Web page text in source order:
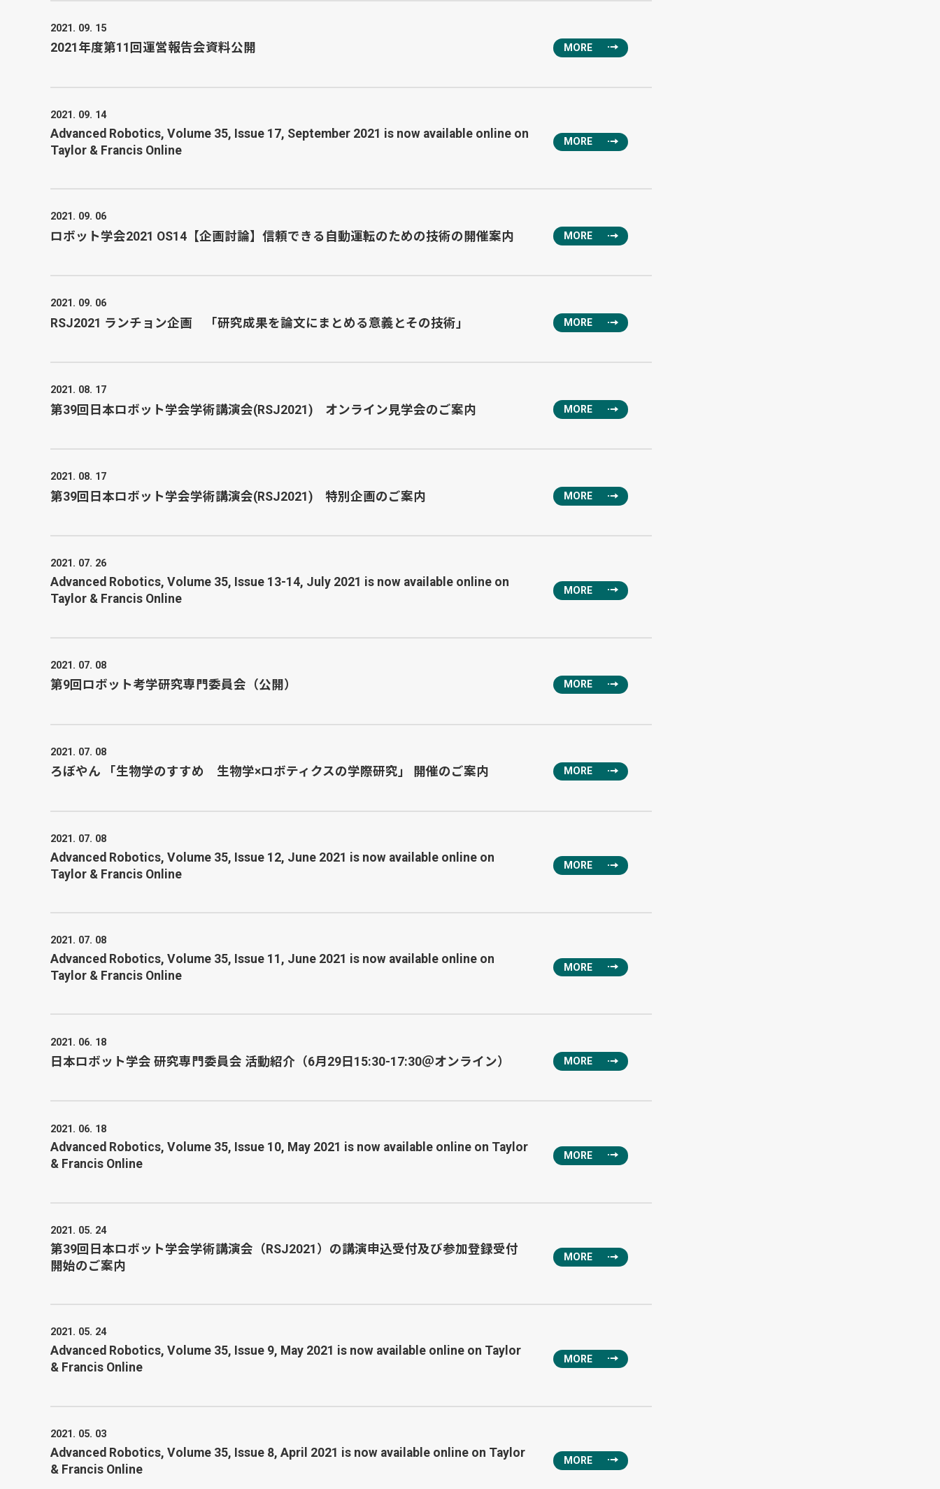
2021. 09. 15
2021年度第11回運営報告会資料公開 MORE
2021. 09. 14
Advanced Robotics, Volume 35, Issue 17, September 2021 is now available online on
Taylor & Francis Online
MORE
2021. 09. 06
ロボット学会2021 OS14【企画討論】信頼できる自動運転のための技術の開催案内 MORE
2021. 09. 06
RSJ2021 ランチョン企画 「研究成果を論文にまとめる意義とその技術」 MORE
2021. 08. 17
第39回日本ロボット学会学術講演会(RSJ2021) オンライン見学会のご案内 MORE
2021. 08. 17
第39回日本ロボット学会学術講演会(RSJ2021) 特別企画のご案内 MORE
2021. 07. 26
Advanced Robotics, Volume 35, Issue 13-14, July 2021 is now available online on
Taylor & Francis Online
MORE
2021. 07. 08
第9回ロボット考学研究専門委員会（公開） MORE
2021. 07. 08
ろぼやん 「生物学のすすめ 生物学×ロボティクスの学際研究」 開催のご案内 MORE
2021. 07. 08
Advanced Robotics, Volume 35, Issue 12, June 2021 is now available online on
Taylor & Francis Online
MORE
2021. 07. 08
Advanced Robotics, Volume 35, Issue 11, June 2021 is now available online on
Taylor & Francis Online
MORE
2021. 06. 18
日本ロボット学会 研究専門委員会 活動紹介（6月29日15:30-17:30＠オンライン） MORE
2021. 06. 18
Advanced Robotics, Volume 35, Issue 10, May 2021 is now available online on Taylor
& Francis Online
MORE
2021. 05. 24
第39回日本ロボット学会学術講演会（RSJ2021）の講演申込受付及び参加登録受付
開始のご案内
MORE
2021. 05. 24
Advanced Robotics, Volume 35, Issue 9, May 2021 is now available online on Taylor
& Francis Online
MORE
2021. 05. 03
Advanced Robotics, Volume 35, Issue 8, April 2021 is now available online on Taylor
& Francis Online
MORE